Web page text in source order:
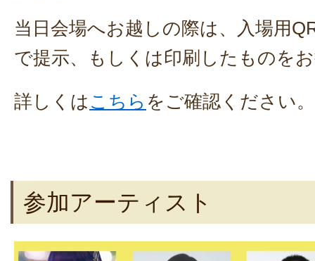
当日会場へお越しの際は、入場用
で提示、もしくは印刷したものを
詳しくは こちら をご確認ください。
参加アーティスト